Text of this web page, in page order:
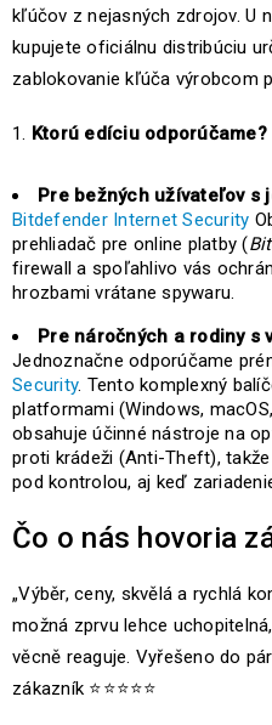
kľúčov z nejasných zdrojov. U
kupujete oficiálnu distribúciu
zablokovanie kľúča výrobcom
Ktorú edíciu odporúčame?
Pre bežných užívateľov s
Bitdefender Internet Security
prehliadač pre online platby (
firewall a spoľahlivo vás
hrozbami vrátane spywaru.
Pre náročných a rodiny s
Jednoznačne odporúčame
Security. Tento komplexný
platformami (Windows,
obsahuje účinné nástroje na
proti krádeži (Anti-Theft),
pod kontrolou, aj keď
Čo o nás hovoria
„Výběr, ceny, skvělá a rychlá
možná zprvu lehce
věcně reaguje. Vyřešeno do
zákazník ⭐⭐⭐⭐⭐